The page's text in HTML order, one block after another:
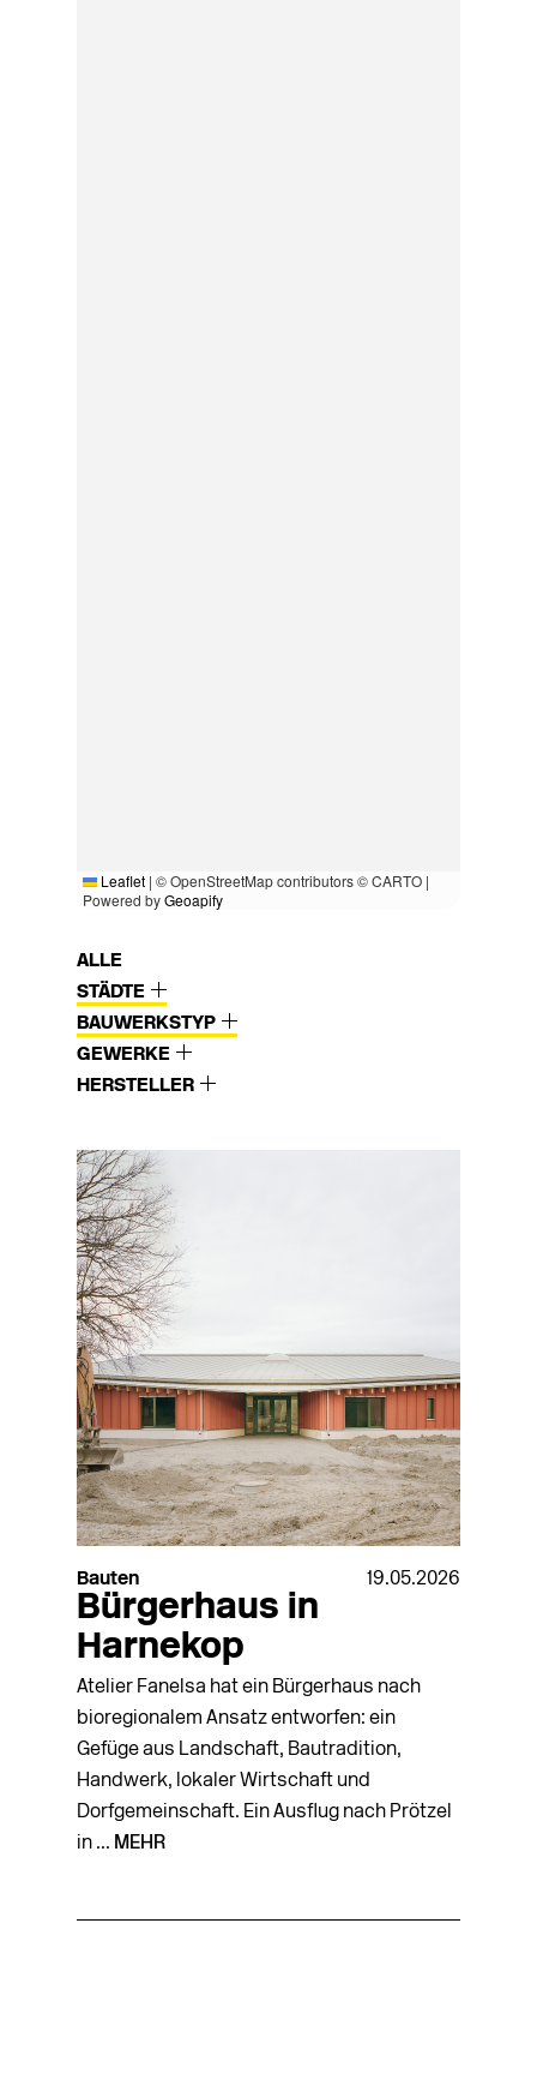
Leaflet | © OpenStreetMap contributors © CARTO |
Powered byGeoapify
ALLE
STÄDTE
BAUWERKSTYP
GEWERKE
HERSTELLER
Bauten 19.05.2026
Bürgerhaus in
Harnekop
Atelier Fanelsa hat ein Bürgerhaus nach
bioregionalem Ansatz entworfen: ein
Gefüge aus Landschaft, Bautradition,
Handwerk, lokaler Wirtschaft und
Dorfgemeinschaft. Ein Ausflug nach Prötzel
in ... MEHR